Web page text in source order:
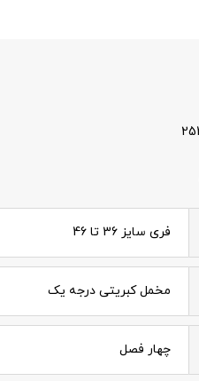
فری سایز 36 تا 46
مخمل کبریتی درجه یک
چهار فصل